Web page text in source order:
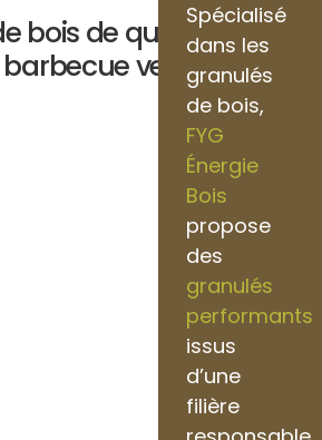
bois de qualité pour
vers Liancourt
Spécialisé
dans les
granulés
de bois,
FYG
Énergie
Bois
propose
des
granulés
performants
issus
d’une
filière